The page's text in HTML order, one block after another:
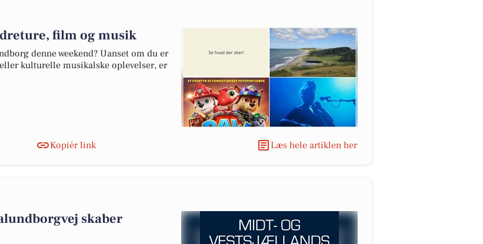
film og musik
denne weekend? Uanset om du er
kulturelle musikalske oplevelser, er
Kopiér link Læs hele artiklen her
skaber